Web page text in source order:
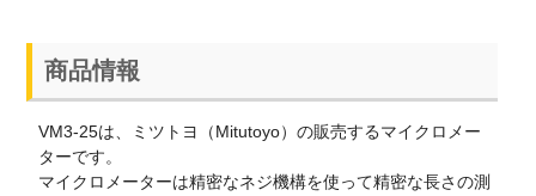
商品情報
VM3-25は、ミツトヨ（Mitutoyo）の販売するマイクロメー
ターです。
マイクロメーターは精密なネジ機構を使って精密な長さの測